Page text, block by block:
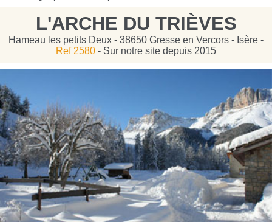
L'ARCHE DU TRIÈVES
Hameau les petits Deux - 38650 Gresse en Vercors - Isère -
Ref 2580 - Sur notre site depuis 2015